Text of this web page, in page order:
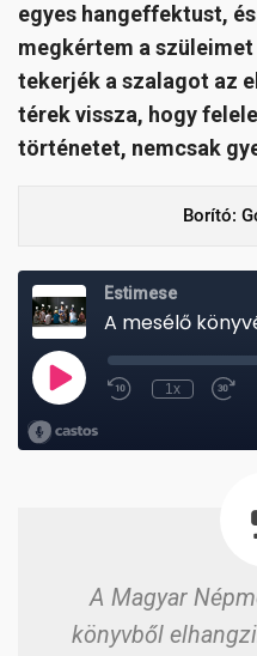
egyes hangeffektust,
megkértem a
tekerjék a szalagot az
térek vissza, hogy
történetet, nemcsak
Borító:
A Magyar
könyvből